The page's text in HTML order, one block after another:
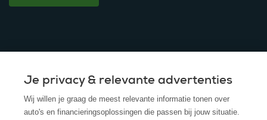
© 2025 - ROS Krediet Service
Algemene Voorwaarden
Je privacy & relevante advertenties
Wij willen je graag de meest relevante informatie tonen over
auto's en financieringsoplossingen die passen bij jouw situatie.